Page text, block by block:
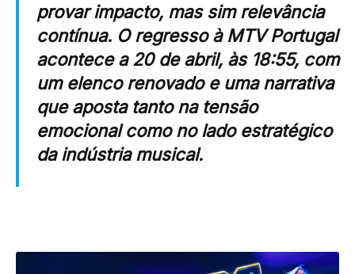
provar impacto, mas sim relevância
contínua. O regresso à MTV Portugal
acontece a 20 de abril, às 18:55, com
um elenco renovado e uma narrativa
que aposta tanto na tensão
emocional como no lado estratégico
da indústria musical.